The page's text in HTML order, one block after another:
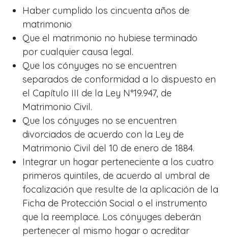
Haber cumplido los cincuenta años de
matrimonio
Que el matrimonio no hubiese terminado
por cualquier causa legal.
Que los cónyuges no se encuentren
separados de conformidad a lo dispuesto en
el Capítulo III de la Ley N°19.947, de
Matrimonio Civil.
Que los cónyuges no se encuentren
divorciados de acuerdo con la Ley de
Matrimonio Civil del 10 de enero de 1884.
Integrar un hogar perteneciente a los cuatro
primeros quintiles, de acuerdo al umbral de
focalización que resulte de la aplicación de la
Ficha de Protección Social o el instrumento
que la reemplace. Los cónyuges deberán
pertenecer al mismo hogar o acreditar